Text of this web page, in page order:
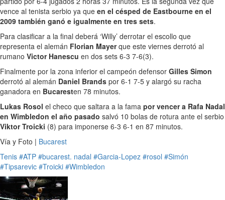
vence al tenista serbio ya que en el césped de Eastbourne en el
2009 también ganó e igualmente en tres sets.
Para clasificar a la final deberá ‘Willy’ derrotar el escollo que
representa el alemán Florian Mayerque este viernes derrotó al
rumano Victor Hanescu en dos sets 6-3 7-6(3).
Finalmente por la zona inferior el campeón defensor Gilles Simon
derrotó al alemán Daniel Brands por 6-1 7-5 y alargó su racha
ganadora en Bucaresten 78 minutos.
Lukas Rosol el checo que saltara a la fama por vencer a Rafa Nadal
en Wimbledon el año pasado salvó 10 bolas de rotura ante el serbio
Viktor Troicki (8) para imponerse 6-3 6-1 en 87 minutos.
Vía y Foto | Bucarest
Tenis #ATP #bucarest. nadal #Garcia-Lopez #rosol #Simón
#Tipsarevic #Troicki #Wimbledon